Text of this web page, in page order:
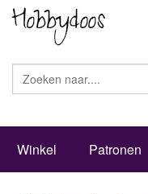
Winkel Patronen